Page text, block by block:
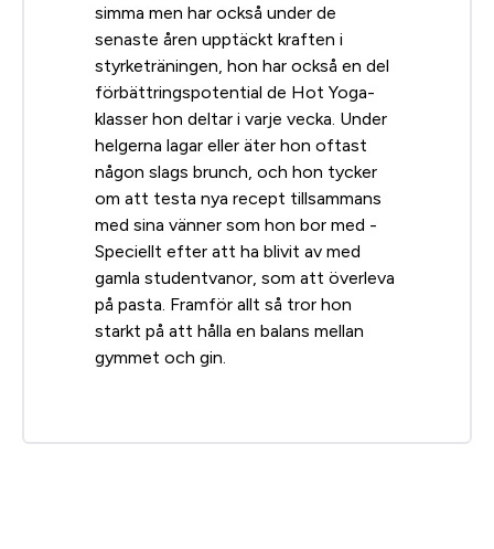
simma men har också under de
senaste åren upptäckt kraften i
styrketräningen, hon har också en del
förbättringspotential de Hot Yoga-
klasser hon deltar i varje vecka. Under
helgerna lagar eller äter hon oftast
någon slags brunch, och hon tycker
om att testa nya recept tillsammans
med sina vänner som hon bor med -
Speciellt efter att ha blivit av med
gamla studentvanor, som att överleva
på pasta. Framför allt så tror hon
starkt på att hålla en balans mellan
gymmet och gin.